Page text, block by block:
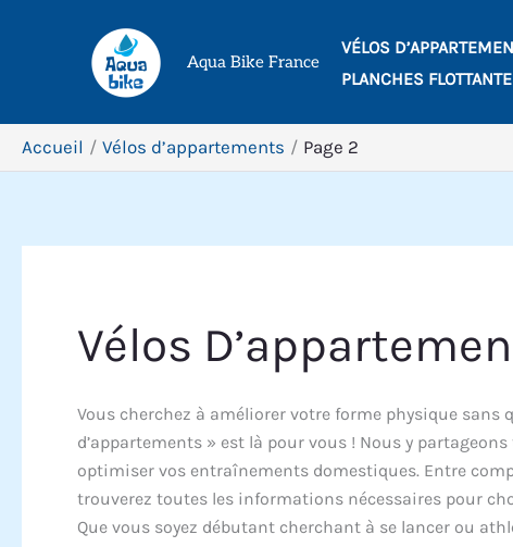
Aqua Bike France
VÉLOS
PLANCHES
Accueil Vélos d’appartements Page 2
Vélos
Vous cherchez à améliorer votre forme physique
d’appartements » est là pour vous ! Nous y
optimiser vos entraînements domestiques. Entre
trouverez toutes les informations nécessaires pour
Que vous soyez débutant cherchant à se lancer ou